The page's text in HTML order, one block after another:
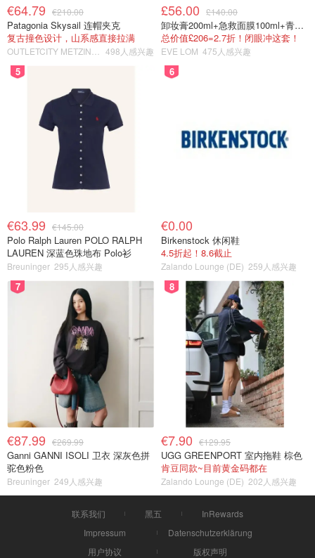
€64.79 €210.00
Patagonia Skysail 连帽夹克
复古撞色设计，山系感直接拉满
498人感兴趣
£56.00 £140.00
卸妆膏200ml+急救面膜100ml+青春面霜15ml
总价值£206=2.7折！闭眼冲这套！
EVE LOM 475人感兴趣
5
€63.99 €145.00
Polo Ralph Lauren POLO RALPH
LAUREN 深蓝色珠地布 Polo衫
Breuninger 295人感兴趣
6
€0.00
Birkenstock 休闲鞋
4.5折起！8.6截止
Zalando Lounge (DE) 259人感兴趣
7
€87.99 €269.99
Ganni GANNI ISOLI 卫衣 深灰色拼
驼色粉色
Breuninger 249人感兴趣
8
€7.90 €129.95
UGG GREENPORT 室内拖鞋 棕色
肯豆同款~目前黄金码都在
Zalando Lounge (DE) 202人感兴趣
联系我们 黑五
InRewards
Impressum
Datenschutzerklärung
用户协议
版权声明